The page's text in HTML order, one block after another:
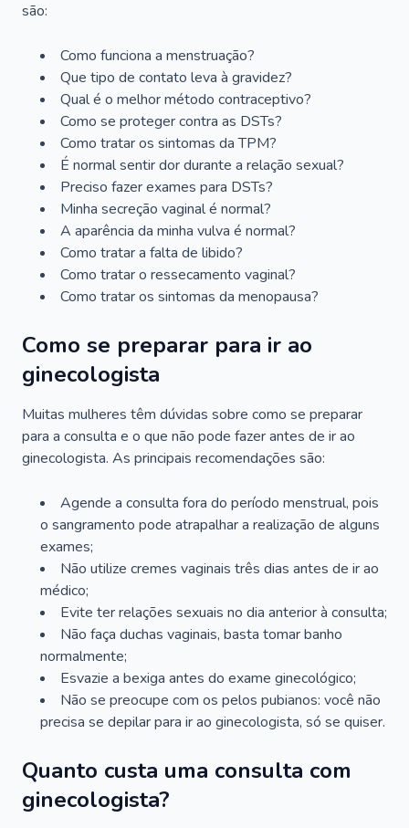
são:
Como funciona a menstruação?
Que tipo de contato leva à gravidez?
Qual é o melhor método contraceptivo?
Como se proteger contra as DSTs?
Como tratar os sintomas da TPM?
É normal sentir dor durante a relação sexual?
Preciso fazer exames para DSTs?
Minha secreção vaginal é normal?
A aparência da minha vulva é normal?
Como tratar a falta de libido?
Como tratar o ressecamento vaginal?
Como tratar os sintomas da menopausa?
Como se preparar para ir ao
ginecologista
Muitas mulheres têm dúvidas sobre como se preparar
para a consulta e o que não pode fazer antes de ir ao
ginecologista. As principais recomendações são:
Agende a consulta fora do período menstrual, pois
o sangramento pode atrapalhar a realização de alguns
exames;
Não utilize cremes vaginais três dias antes de ir ao
médico;
Evite ter relações sexuais no dia anterior à consulta;
Não faça duchas vaginais, basta tomar banho
normalmente;
Esvazie a bexiga antes do exame ginecológico;
Não se preocupe com os pelos pubianos: você não
precisa se depilar para ir ao ginecologista, só se quiser.
Quanto custa uma consulta com
ginecologista?